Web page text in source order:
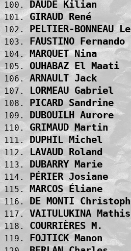
100. DAUDE
101. GIRAUD
102. PELTIER-
103. FAUSTINO
104. MARQUET
105. OUHABAZ El
106. ARNAULT
107. LORMEAU
108. PICARD
109. DUBOUILH
110. GRIMAUD
111. DUPHIL
112. LAVAUD
113. DUBARRY
114. PÉRIER
115. MARCOS
116. DE MONTI
117. VAITULUKINA
118.
119. FOJTICK